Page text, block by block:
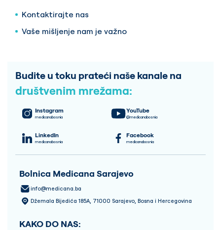
Kontaktirajte nas
Vaše mišljenje nam je važno
Budite u toku prateći naše kanale na
društvenim mrežama:
Instagram
medicanabosnia
YouTube
@medicanabosnia
LinkedIn
medicanabosnia
Facebook
medicanabosnia
Bolnica Medicana Sarajevo
info@medicana.ba
Džemala Bijedića 185A, 71000 Sarajevo, Bosna i Hercegovina
KAKO DO NAS: